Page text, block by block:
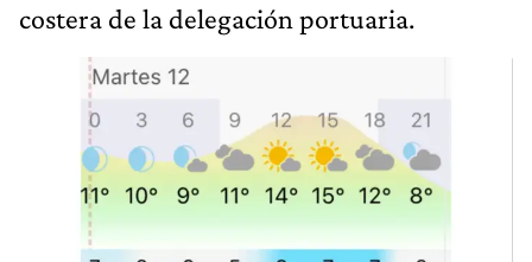
costera de la delegación portuaria.